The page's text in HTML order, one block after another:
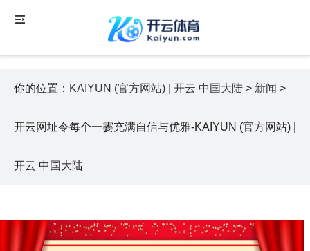
你的位置： KAIYUN (官方网站) | 开云 中国大陆 > 新闻 >
开云网址令每个一霎充满自信与优雅-KAIYUN (官方网站) |
开云 中国大陆